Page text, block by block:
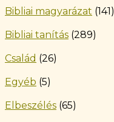
Bibliai magyarázat (141)
Bibliai tanítás (289)
Család (26)
Egyéb (5)
Elbeszélés (65)